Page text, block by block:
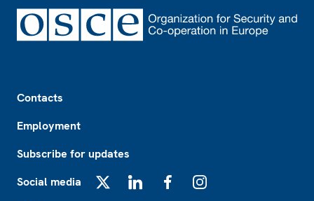
Contacts
Employment
Subscribe for updates
Social media